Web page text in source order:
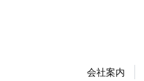
会社案内